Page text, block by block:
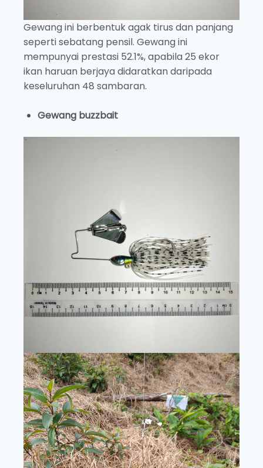
Gewang ini berbentuk agak tirus dan panjang
seperti sebatang pensil. Gewang ini
mempunyai prestasi 52.1%, apabila 25 ekor
ikan haruan berjaya didaratkan daripada
keseluruhan 48 sambaran.
Gewang buzzbait